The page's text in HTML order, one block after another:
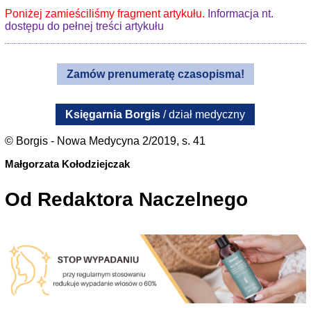
Poniżej zamieściliśmy fragment artykułu. Informacja nt.
dostępu do pełnej treści artykułu
Zamów prenumeratę czasopisma!
Księgarnia Borgis / dział medyczny
© Borgis - Nowa Medycyna 2/2019, s. 41
Małgorzata Kołodziejczak
Od Redaktora Naczelnego